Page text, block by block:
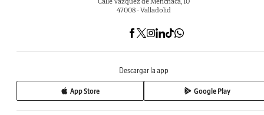
47008 - Valladolid
Descargar la app
App Store Google Play